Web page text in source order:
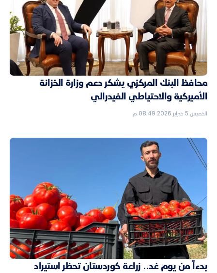
محافظ البنك المركزي يشكر دعم وزارة الخزانة
الأميركية والاحتياطي الفيدرالي
الخميس 5 فبراير 2026 08:49 م
بدءاً من يوم غد.. زراعة كوردستان تحظر استيراد